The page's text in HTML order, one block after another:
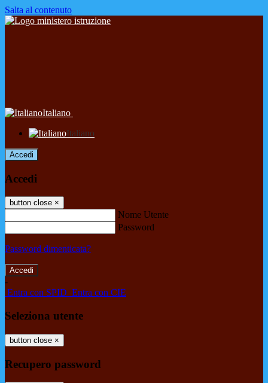
Salta al contenuto
Italiano
Italiano
Accedi
Accedi
button close ×
Nome Utente
Password
Password dimenticata?
-
Entra con SPID Entra con CIE
Seleziona utente
button close ×
Recupero password